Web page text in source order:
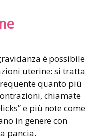
è possibile
uterine: si tratta
quanto più
chiamate
e più note come
in genere con
pancia.